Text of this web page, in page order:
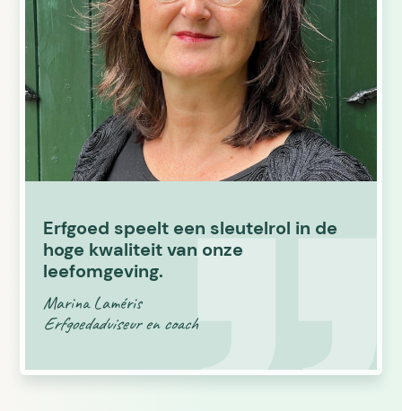
Erfgoed speelt een sleutelrol in de
hoge kwaliteit van onze
leefomgeving.
Marina Laméris
Erfgoedadviseur en coach